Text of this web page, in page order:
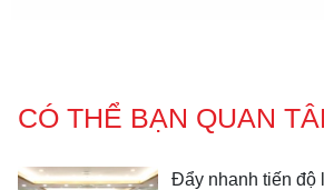
CÓ THỂ BẠN QUAN
Đẩy nhanh tiến độ